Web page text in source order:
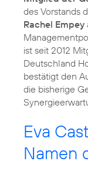
des Vorstands
Rachel Empey
ist seit 2012
Deutschland
bestätigt den
die bisherige
Eva
Namen